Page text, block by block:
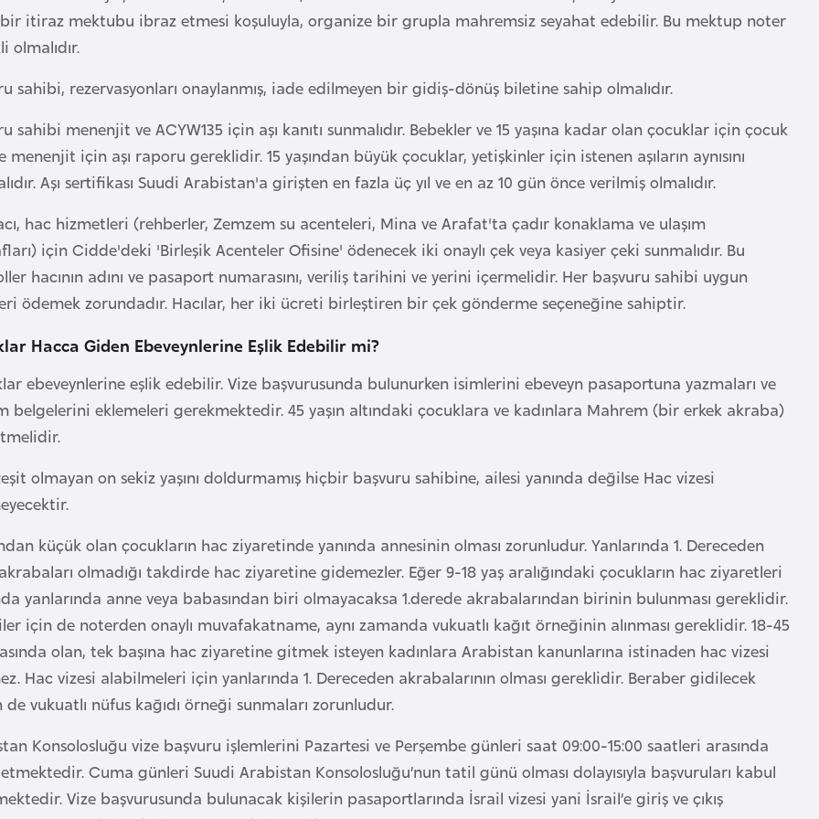
itiraz mektubu ibraz etmesi koşuluyla, organize bir grupla mahremsiz seyahat edebilir. Bu mektup noter
olmalıdır.
sahibi, rezervasyonları onaylanmış, iade edilmeyen bir gidiş-dönüş biletine sahip olmalıdır.
sahibi menenjit ve ACYW135 için aşı kanıtı sunmalıdır. Bebekler ve 15 yaşına kadar olan çocuklar için çocuk
menenjit için aşı raporu gereklidir. 15 yaşından büyük çocuklar, yetişkinler için istenen aşıların aynısını
Aşı sertifikası Suudi Arabistan'a girişten en fazla üç yıl ve en az 10 gün önce verilmiş olmalıdır.
hac hizmetleri (rehberler, Zemzem su acenteleri, Mina ve Arafat'ta çadır konaklama ve ulaşım
için Cidde'deki 'Birleşik Acenteler Ofisine' ödenecek iki onaylı çek veya kasiyer çeki sunmalıdır. Bu
hacının adını ve pasaport numarasını, veriliş tarihini ve yerini içermelidir. Her başvuru sahibi uygun
ödemek zorundadır. Hacılar, her iki ücreti birleştiren bir çek gönderme seçeneğine sahiptir.
Hacca Giden Ebeveynlerine Eşlik Edebilir mi?
ebeveynlerine eşlik edebilir. Vize başvurusunda bulunurken isimlerini ebeveyn pasaportuna yazmaları ve
belgelerini eklemeleri gerekmektedir. 45 yaşın altındaki çocuklara ve kadınlara Mahrem (bir erkek akraba)
olmayan on sekiz yaşını doldurmamış hiçbir başvuru sahibine, ailesi yanında değilse Hac vizesi
küçük olan çocukların hac ziyaretinde yanında annesinin olması zorunludur. Yanlarında 1. Dereceden
olmadığı takdirde hac ziyaretine gidemezler. Eğer 9-18 yaş aralığındaki çocukların hac ziyaretleri
yanlarında anne veya babasından biri olmayacaksa 1.derede akrabalarından birinin bulunması gereklidir.
için de noterden onaylı muvafakatname, aynı zamanda vukuatlı kağıt örneğinin alınması gereklidir. 18-45
olan, tek başına hac ziyaretine gitmek isteyen kadınlara Arabistan kanunlarına istinaden hac vizesi
Hac vizesi alabilmeleri için yanlarında 1. Dereceden akrabalarının olması gereklidir. Beraber gidilecek
de vukuatlı nüfus kağıdı örneği sunmaları zorunludur.
Konsolosluğu vize başvuru işlemlerini Pazartesi ve Perşembe günleri saat 09:00-15:00 saatleri arasında
Cuma günleri Suudi Arabistan Konsolosluğu’nun tatil günü olması dolayısıyla başvuruları kabul
Vize başvurusunda bulunacak kişilerin pasaportlarında İsrail vizesi yani İsrail’e giriş ve çıkış